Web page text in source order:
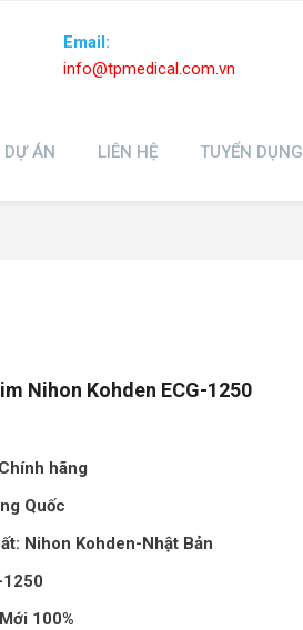
Email:
info@tpmedical.com.vn
DỰ ÁN LIÊN HỆ TUYỂN DỤNG
Nihon Kohden ECG-1250
hãng
Quốc
Nihon Kohden-Nhật Bản
1250
100%